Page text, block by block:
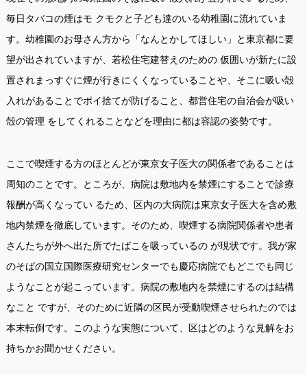
毎日タバコの煙はモ クモクと子ども達のいる幼稚園に流れていま
す。幼稚園のお母さん方から「なんとかしてほしい」と東京都に要
望が出されていますが、若松住宅建替えのための 仮囲いが新たに設
置されまっすぐに煙が行きにくくなっていることや、そこに吸い殻
入れがあることでポイ捨てが防げること、都営住宅の自治会が吸い
殻の管理 をしてくれることなどを理由に都は容認の姿勢です。
ここで喫煙する方のほとんどが東京女子医大の関係者であることは
周知のことです。ところが、病院は敷地内を禁煙にすることで診療
報酬が高くなってい るため、区内の大病院は東京女子医大を含め敷
地内禁煙を徹底しています。そのため、喫煙する病院関係者や患者
さんたちが外へ出た所でたばこを吸っているの が現状です。我が家
のそばの国立国際医療研究センターでも慶応病院でもどこでも同じ
ようなことが起こっています。病院の敷地内を禁煙にするのは結構
なこと ですが、そのために近隣の区民が受動喫煙させられたのでは
本末転倒です。このような実態について、区はどのような見解をお
持ちかお聞かせください。